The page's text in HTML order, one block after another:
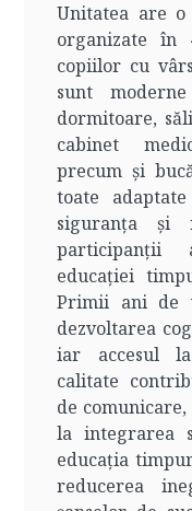
Unitatea are
organizate în
copiilor cu
sunt
dormitoare,
cabinet
precum și
toate
siguranța și
participanții
educației
Primii ani de
dezvoltarea
iar accesul
calitate
de
la integrarea
educația
reducerea